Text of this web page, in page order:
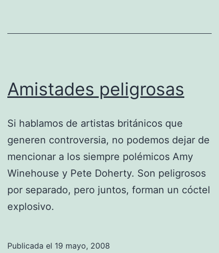
Amistades peligrosas
Si hablamos de artistas británicos que
generen controversia, no podemos dejar de
mencionar a los siempre polémicos Amy
Winehouse y Pete Doherty. Son peligrosos
por separado, pero juntos, forman un cóctel
explosivo.
Publicada el 19 mayo, 2008